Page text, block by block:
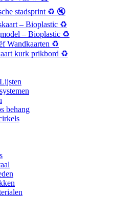
stadsprint ♻️ 🔇
– Bioplastic ♻️
– Bioplastic ♻️
Wandkaarten ♻️
kurk prikbord ♻️
behang